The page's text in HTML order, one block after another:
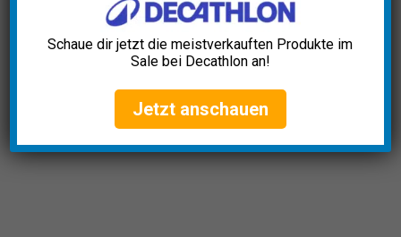
Schaue dir jetzt die meistverkauften Produkte im
Sale bei Decathlon an!
Jetzt anschauen